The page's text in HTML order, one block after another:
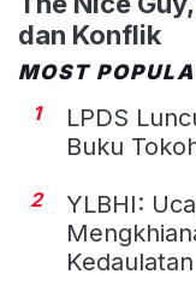
dan Konflik
MOST
1
LPDS
Buku
2
YLBHI: